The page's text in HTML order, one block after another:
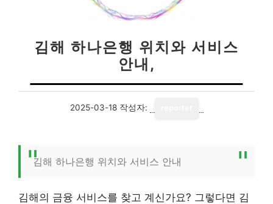
김해 하나은행 위치와 서비스
안내,
2025-03-18 작성자:
김해 하나은행 위치와 서비스 안내
김해의 금융 서비스를 찾고 계신가요? 그렇다면 김